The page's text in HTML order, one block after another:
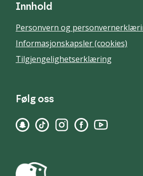
Innhold
Personvern og
Informasjonskapsler (cookies)
Tilgjengelighetserklæring
Følg oss